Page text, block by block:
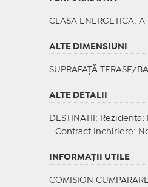
CLASA ENERGETICA: A
ALTE DIMENSIUNI
SUPRAFAȚĂ TERASE/
ALTE DETALII
DESTINATII : Rezidenta;
Contract Inchiriere:
INFORMAŢII UTILE
COMISION